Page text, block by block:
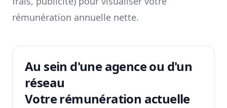
rémunération annuelle nette.
Au sein d'une agence ou d'un
réseau
Votre rémunération actuelle